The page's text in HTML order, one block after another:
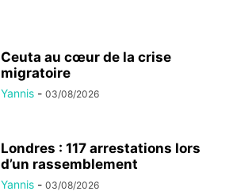
Ceuta au cœur de la crise
migratoire
Yannis - 03/08/2026
Londres : 117 arrestations lors
d’un rassemblement
Yannis - 03/08/2026